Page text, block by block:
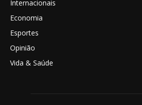
Internacionais
Economia
Esportes
Opinião
Vida & Saúde